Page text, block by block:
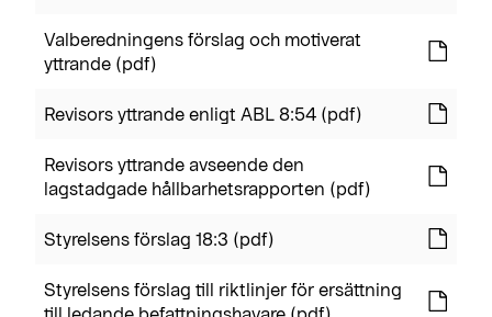
Valberedningens förslag och motiverat
yttrande (pdf)
Revisors yttrande enligt ABL 8:54 (pdf)
Revisors yttrande avseende den
lagstadgade hållbarhetsrapporten (pdf)
Styrelsens förslag 18:3 (pdf)
Styrelsens förslag till riktlinjer för ersättning